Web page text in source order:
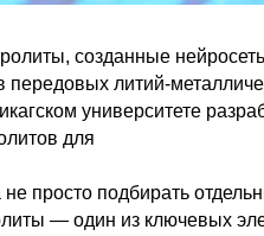
созданные
передовых литий-
университете
для
не просто подбирать
— один из ключевых